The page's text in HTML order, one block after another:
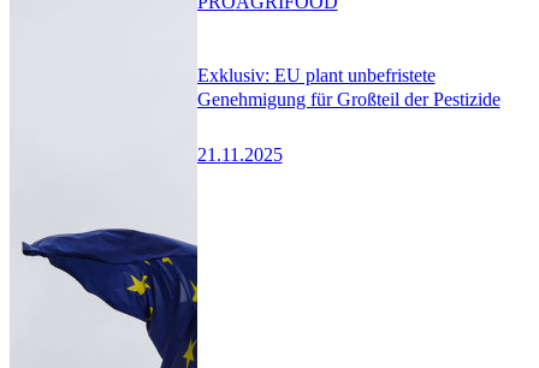
Exklusiv: EU plant unbefristete
Genehmigung für Großteil der Pestizide
21.11.2025